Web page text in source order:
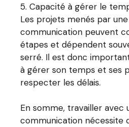
Capacité à gérer le
Les projets menés par
communication peuvent
étapes et dépendent
serré. Il est donc
à gérer son temps et ses
respecter les délais.
En somme, travailler avec
communication nécessite